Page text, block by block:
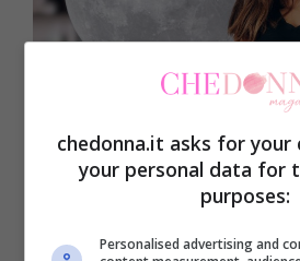
Luna e forbici: il calendario segreto
nessuno ti ha mai svelato-
chedonna.it asks for your
your personal data for
purposes:
Personalised advertising and